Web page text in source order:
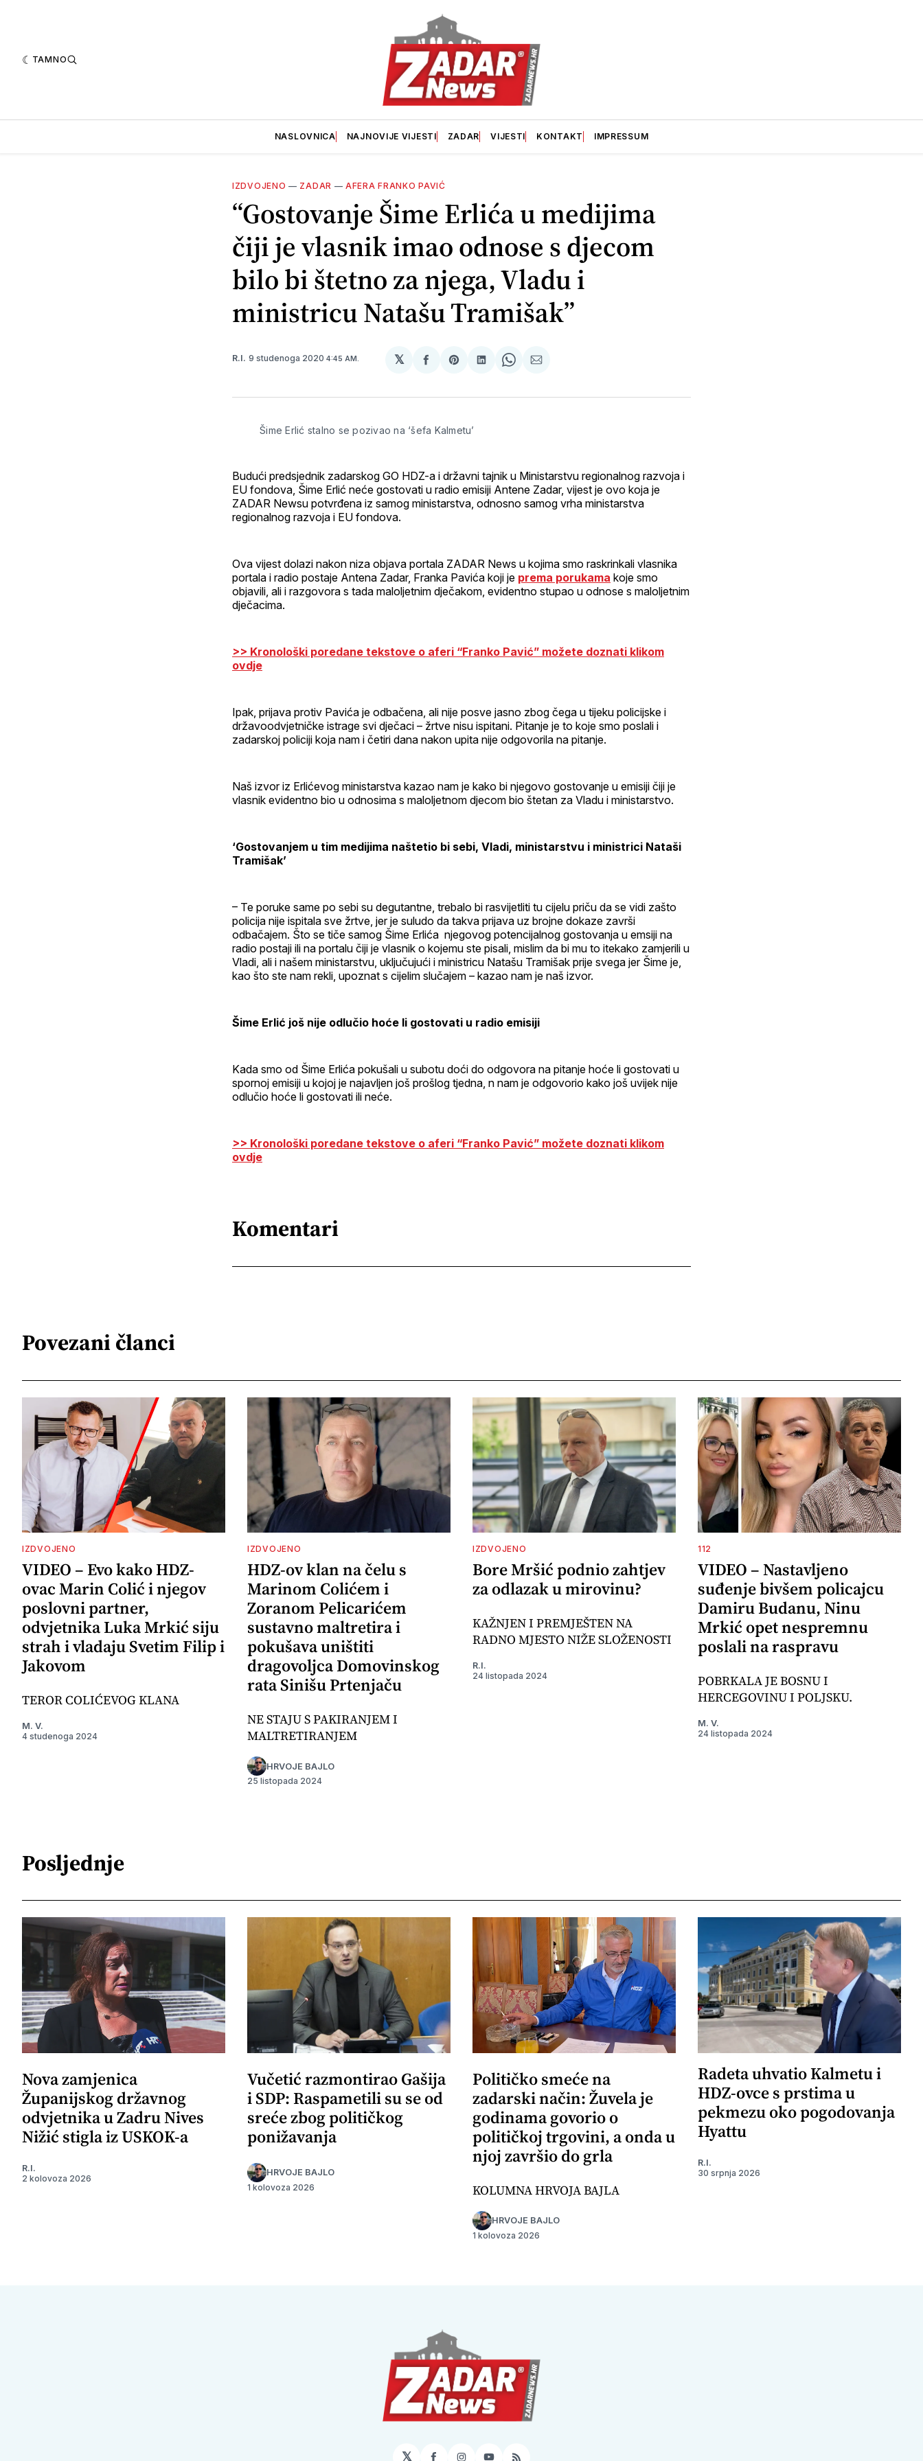
TAMNO
NASLOVNICA NAJNOVIJE VIJESTI ZADAR VIJESTI KONTAKT IMPRESSUM
IZDVOJENO — ZADAR —AFERA FRANKO PAVIĆ
“Gostovanje Šime Erlića u medijima
čiji je vlasnik imao odnose s djecom
bilo bi štetno za njega, Vladu i
ministricu Natašu Tramišak”
R.I. 9 studenoga 2020 4:45 AM. 𝕏
podijeli
Facebook
Sharepodijeli
LinkedIn
Sharepodijeli
maila
Šime Erlić stalno se pozivao na ‘šefa Kalmetu’
Budući predsjednik zadarskog GO HDZ-a i državni tajnik u Ministarstvu regionalnog razvoja i
EU fondova, Šime Erlić neće gostovati u radio emisiji Antene Zadar, vijest je ovo koja je
ZADAR Newsu potvrđena iz samog ministarstva, odnosno samog vrha ministarstva
regionalnog razvoja i EU fondova.
Ova vijest dolazi nakon niza objava portala ZADAR News u kojima smo raskrinkali vlasnika
portala i radio postaje Antena Zadar, Franka Pavića koji je prema porukama koje smo
objavili, ali i razgovora s tada maloljetnim dječakom, evidentno stupao u odnose s maloljetnim
dječacima.
>> Kronološki poredane tekstove o aferi “Franko Pavić” možete doznati klikom
ovdje
Ipak, prijava protiv Pavića je odbačena, ali nije posve jasno zbog čega u tijeku policijske i
državoodvjetničke istrage svi dječaci – žrtve nisu ispitani. Pitanje je to koje smo poslali i
zadarskoj policiji koja nam i četiri dana nakon upita nije odgovorila na pitanje.
Naš izvor iz Erlićevog ministarstva kazao nam je kako bi njegovo gostovanje u emisiji čiji je
vlasnik evidentno bio u odnosima s maloljetnom djecom bio štetan za Vladu i ministarstvo.
‘Gostovanjem u tim medijima naštetio bi sebi, Vladi, ministarstvu i ministrici Nataši
Tramišak’
– Te poruke same po sebi su degutantne, trebalo bi rasvijetliti tu cijelu priču da se vidi zašto
policija nije ispitala sve žrtve, jer je suludo da takva prijava uz brojne dokaze završi
odbačajem. Što se tiče samog Šime Erlića njegovog potencijalnog gostovanja u emsiji na
radio postaji ili na portalu čiji je vlasnik o kojemu ste pisali, mislim da bi mu to itekako zamjerili u
Vladi, ali i našem ministarstvu, uključujući i ministricu Natašu Tramišak prije svega jer Šime je,
kao što ste nam rekli, upoznat s cijelim slučajem – kazao nam je naš izvor.
Šime Erlić još nije odlučio hoće li gostovati u radio emisiji
Kada smo od Šime Erlića pokušali u subotu doći do odgovora na pitanje hoće li gostovati u
spornoj emisiji u kojoj je najavljen još prošlog tjedna, n nam je odgovorio kako još uvijek nije
odlučio hoće li gostovati ili neće.
>> Kronološki poredane tekstove o aferi “Franko Pavić” možete doznati klikom
ovdje
Komentari
Povezani članci
IZDVOJENO
VIDEO – Evo kako HDZ-
ovac Marin Colić i njegov
poslovni partner,
odvjetnika Luka Mrkić siju
strah i vladaju Svetim Filip i
Jakovom
TEROR COLIĆEVOG KLANA
M. V.
4 studenoga 2024
IZDVOJENO
HDZ-ov klan na čelu s
Marinom Colićem i
Zoranom Pelicarićem
sustavno maltretira i
pokušava uništiti
dragovoljca Domovinskog
rata Sinišu Prtenjaču
NE STAJU S PAKIRANJEM I
MALTRETIRANJEM
HRVOJE BAJLO
25 listopada 2024
IZDVOJENO
Bore Mršić podnio zahtjev
za odlazak u mirovinu?
KAŽNJEN I PREMJEŠTEN NA
RADNO MJESTO NIŽE SLOŽENOSTI
R.I.
24 listopada 2024
112
VIDEO – Nastavljeno
suđenje bivšem policajcu
Damiru Budanu, Ninu
Mrkić opet nespremnu
poslali na raspravu
POBRKALA JE BOSNU I
HERCEGOVINU I POLJSKU.
M. V.
24 listopada 2024
Posljednje
Nova zamjenica
Županijskog državnog
odvjetnika u Zadru Nives
Nižić stigla iz USKOK-a
R.I.
2 kolovoza 2026
Vučetić razmontirao Gašija
i SDP: Raspametili su se od
sreće zbog političkog
ponižavanja
HRVOJE BAJLO
1 kolovoza 2026
Političko smeće na
zadarski način: Žuvela je
godinama govorio o
političkoj trgovini, a onda u
njoj završio do grla
KOLUMNA HRVOJA BAJLA
HRVOJE BAJLO
1 kolovoza 2026
Radeta uhvatio Kalmetu i
HDZ-ovce s prstima u
pekmezu oko pogodovanja
Hyattu
R.I.
30 srpnja 2026
𝕏